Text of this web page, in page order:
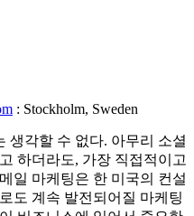
: Stockholm, Sweden
생각할 수 없다. 아무리 소셜
하더라도, 가장 직접적이고
일 마케팅은 한 미국의 컨설
도 계속 발전되어질 마케팅